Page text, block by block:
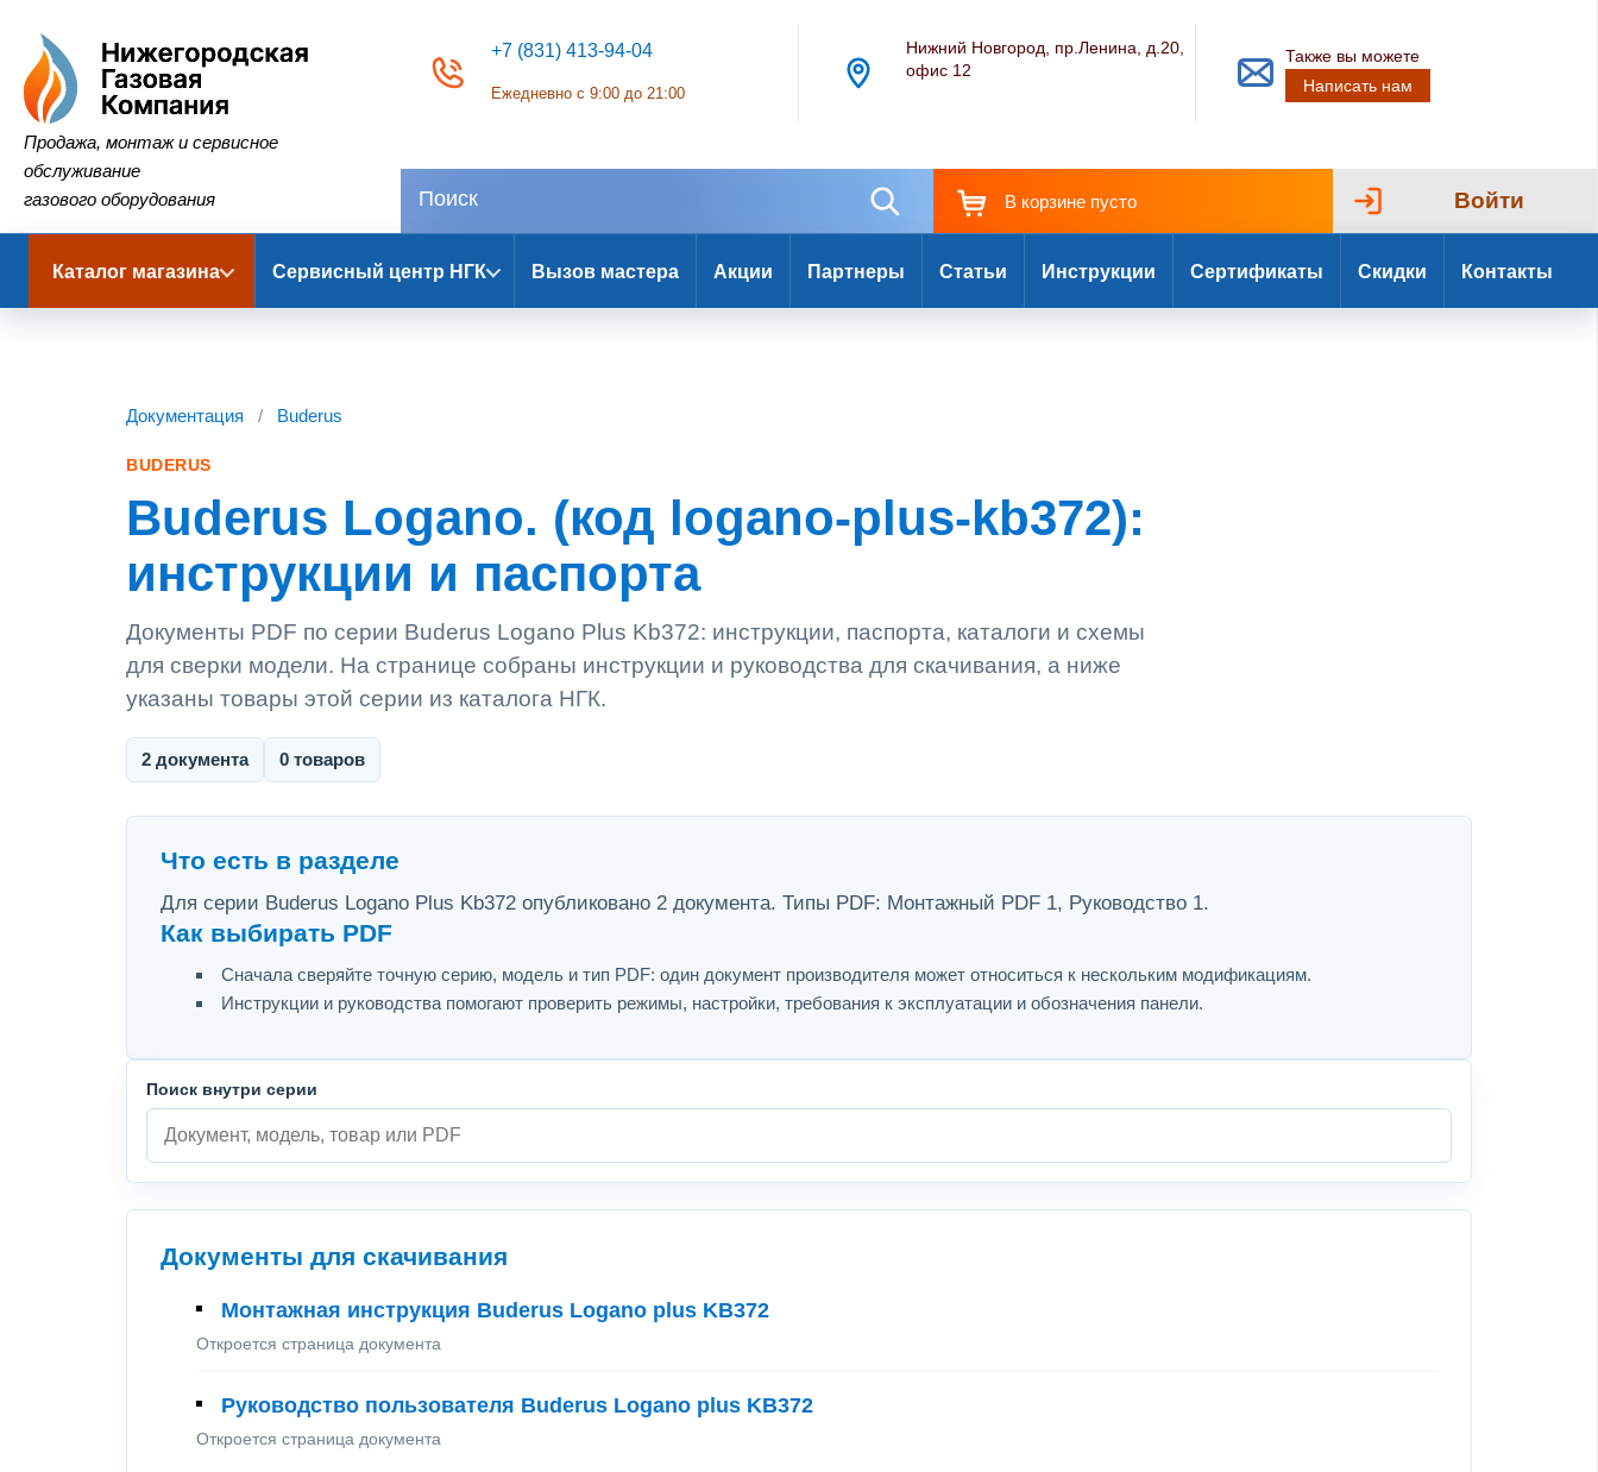
Нижегородская Газовая Компания
Продажа, монтаж и сервисное
обслуживание
газового оборудования
+7 (831) 413-94-04
Ежедневно с 9:00 до 21:00
Нижний Новгород, пр.Ленина, д.20,
офис 12
Также вы можете
Написать нам
В корзине пусто Войти
Каталог магазина Сервисный центр НГК Вызов мастера Акции Партнеры Статьи Инструкции Сертификаты Скидки Контакты
Документация / Buderus
BUDERUS
Buderus Logano. (код logano-plus-kb372):
инструкции и паспорта
Документы PDF по серии Buderus Logano Plus Kb372: инструкции, паспорта, каталоги и схемы
для сверки модели. На странице собраны инструкции и руководства для скачивания, а ниже
указаны товары этой серии из каталога НГК.
2 документа 0 товаров
Что есть в разделе
Для серии Buderus Logano Plus Kb372 опубликовано 2 документа. Типы PDF: Монтажный PDF 1, Руководство 1.
Как выбирать PDF
Сначала сверяйте точную серию, модель и тип PDF: один документ производителя может относиться к нескольким модификациям.
Инструкции и руководства помогают проверить режимы, настройки, требования к эксплуатации и обозначения панели.
Поиск внутри серии
Документы для скачивания
Монтажная инструкция Buderus Logano plus KB372
Откроется страница документа
Руководство пользователя Buderus Logano plus KB372
Откроется страница документа